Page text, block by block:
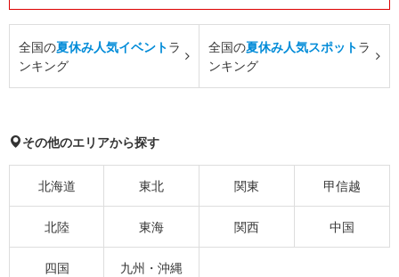
全国の夏休み人気イベントラ
ンキング
全国の夏休み人気スポットラ
ンキング
その他のエリアから探す
北海道 東北 関東 甲信越
北陸 東海 関西 中国
四国 九州・沖縄